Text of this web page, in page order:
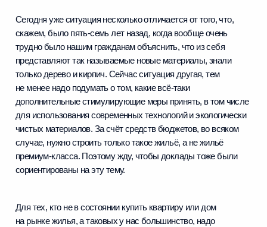
Сегодня уже ситуация несколько отличается от того, что,
скажем, было пять-семь лет назад, когда вообще очень
трудно было нашим гражданам объяснить, что из себя
представляют так называемые новые материалы, знали
только дерево и кирпич. Сейчас ситуация другая, тем
не менее надо подумать о том, какие всё‑таки
дополнительные стимулирующие меры принять, в том числе
для использования современных технологий и экологически
чистых материалов. За счёт средств бюджетов, во всяком
случае, нужно строить только такое жильё, а не жильё
премиум-класса. Поэтому жду, чтобы доклады тоже были
сориентированы на эту тему.
Для тех, кто не в состоянии купить квартиру или дом
на рынке жилья, а таковых у нас большинство, надо